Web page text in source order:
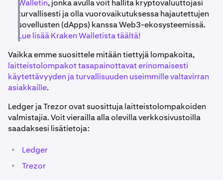
Walletin, jonka avulla voit hallita kryptovaluuttojasi
turvallisesti ja olla vuorovaikutuksessa hajautettujen
sovellusten (dApps) kanssa Web3-ekosysteemissä.
Lue lisää Kraken Walletista täältä!
Vaikka emme suosittele mitään tiettyjä lompakoita,
laitteistolompakot tasapainottavat erinomaisesti
käytettävyyden ja turvallisuuden useimmille valtavirran
asiakkaille.
Ledger ja Trezor ovat suosittuja laitteistolompakoiden
valmistajia. Voit vierailla alla olevilla verkkosivustoilla
saadaksesi lisätietoja:
• Ledger
• Trezor